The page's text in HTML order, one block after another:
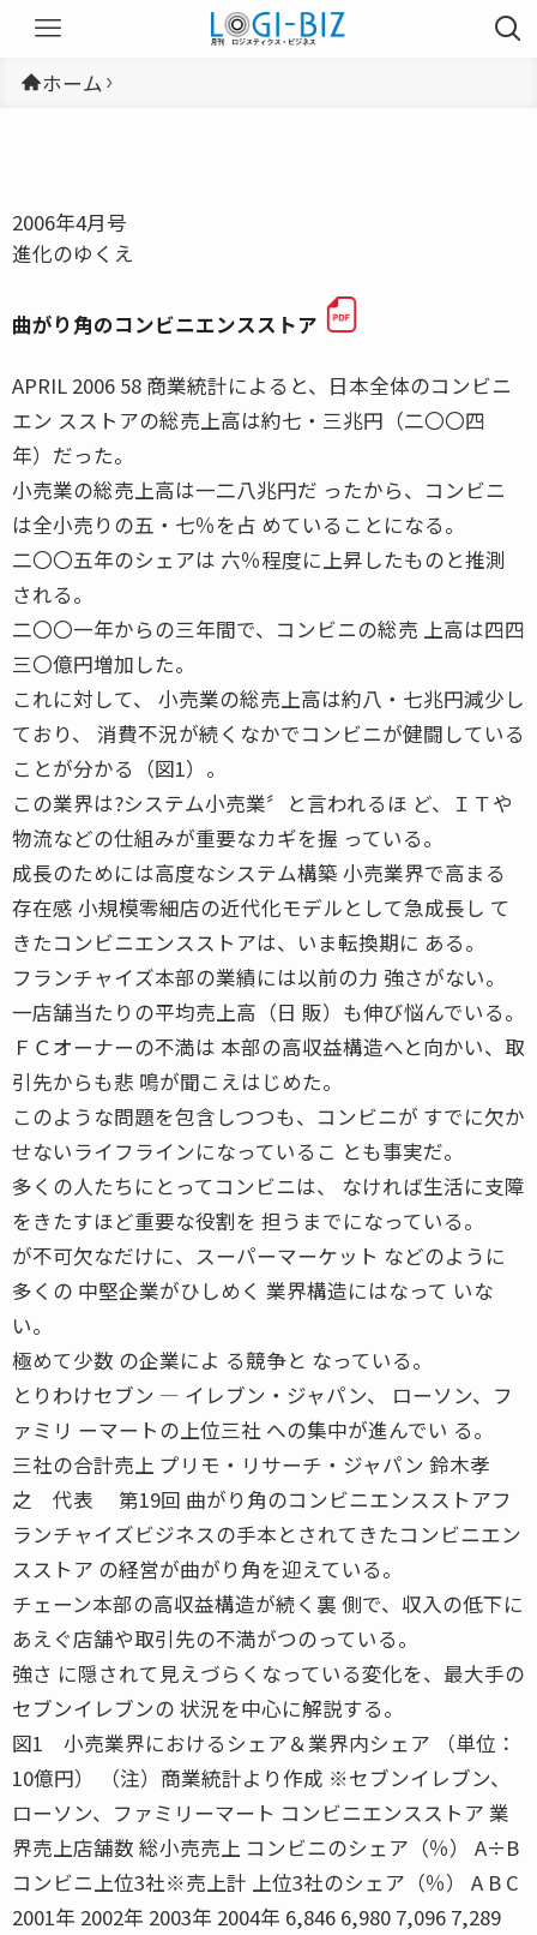
ホーム
2006年4月号
進化のゆくえ
曲がり角のコンビニエンスストア
APRIL 2006 58 商業統計によると、日本全体のコンビニ
エン スストアの総売上高は約七・三兆円（二〇〇四
年）だった。
小売業の総売上高は一二八兆円だ ったから、コンビニ
は全小売りの五・七％を占 めていることになる。
二〇〇五年のシェアは 六％程度に上昇したものと推測
される。
二〇〇一年からの三年間で、コンビニの総売 上高は四四
三〇億円増加した。
これに対して、 小売業の総売上高は約八・七兆円減少し
ており、 消費不況が続くなかでコンビニが健闘している
ことが分かる（図1）。
この業界は?システム小売業〞と言われるほ ど、ＩＴや
物流などの仕組みが重要なカギを握 っている。
成長のためには高度なシステム構築 小売業界で高まる
存在感 小規模零細店の近代化モデルとして急成長し て
きたコンビニエンスストアは、いま転換期に ある。
フランチャイズ本部の業績には以前の力 強さがない。
一店舗当たりの平均売上高（日 販）も伸び悩んでいる。
ＦＣオーナーの不満は 本部の高収益構造へと向かい、取
引先からも悲 鳴が聞こえはじめた。
このような問題を包含しつつも、コンビニが すでに欠か
せないライフラインになっているこ とも事実だ。
多くの人たちにとってコンビニは、 なければ生活に支障
をきたすほど重要な役割を 担うまでになっている。
が不可欠なだけに、スーパーマーケット などのように
多くの 中堅企業がひしめく 業界構造にはなって いな
い。
極めて少数 の企業によ る競争と なっている。
とりわけセブン ― イレブン・ジャパン、 ローソン、フ
ァミリ ーマートの上位三社 への集中が進んでい る。
三社の合計売上 プリモ・リサーチ・ジャパン 鈴木孝
之 代表 第19回 曲がり角のコンビニエンスストアフ
ランチャイズビジネスの手本とされてきたコンビニエン
スストア の経営が曲がり角を迎えている。
チェーン本部の高収益構造が続く裏 側で、収入の低下に
あえぐ店舗や取引先の不満がつのっている。
強さ に隠されて見えづらくなっている変化を、最大手の
セブンイレブンの 状況を中心に解説する。
図1 小売業界におけるシェア＆業界内シェア （単位：
10億円） （注）商業統計より作成 ※セブンイレブン、
ローソン、ファミリーマート コンビニエンスストア 業
界売上店舗数 総小売売上 コンビニのシェア（％） A÷B
コンビニ上位3社※売上計 上位3社のシェア（％） A B C
2001年 2002年 2003年 2004年 6,846 6,980 7,096 7,289